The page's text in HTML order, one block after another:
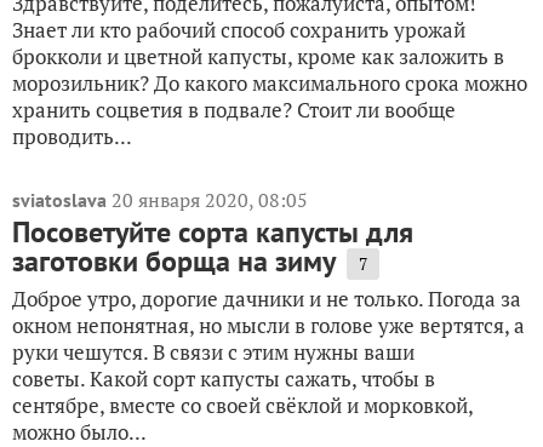
Знает ли кто рабочий способ сохранить урожай
брокколи и цветной капусты, кроме как заложить в
морозильник? До какого максимального срока можно
хранить соцветия в подвале? Стоит ли вообще
проводить...
sviatoslava 20 января 2020, 08:05
Посоветуйте сорта капусты для
заготовки борща на зиму 7
Доброе утро, дорогие дачники и не только. Погода за
окном непонятная, но мысли в голове уже вертятся, а
руки чешутся. В связи с этим нужны ваши
советы. Какой сорт капусты сажать, чтобы в
сентябре, вместе со своей свёклой и морковкой,
можно было...